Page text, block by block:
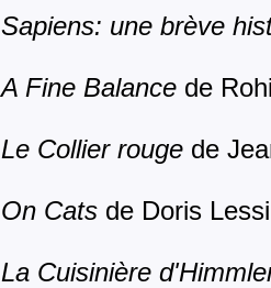
Sapiens: une brève
A Fine Balance de
Le Collier rouge de
On Cats de Doris
La Cuisinière